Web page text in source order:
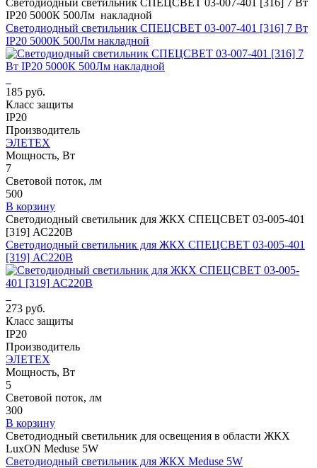
IP20 5000К 500Лм накладной
Светодиодный светильник СПЕЦСВЕТ 03-007-401 [316] 7 Вт
IP20 5000К 500Лм накладной
185 руб.
Класс защиты
IP20
Производитель
ЭЛЕТЕХ
Мощность, Вт
7
Световой поток, лм
500
В корзину
Светодиодный светильник для ЖКХ СПЕЦСВЕТ 03-005-401
[319] АС220В
Светодиодный светильник для ЖКХ СПЕЦСВЕТ 03-005-401
[319] АС220В
273 руб.
Класс защиты
IP20
Производитель
ЭЛЕТЕХ
Мощность, Вт
5
Световой поток, лм
300
В корзину
Светодиодный светильник для освещения в области ЖКХ
LuxON Meduse 5W
Светодиодный светильник для ЖКХ Meduse 5W